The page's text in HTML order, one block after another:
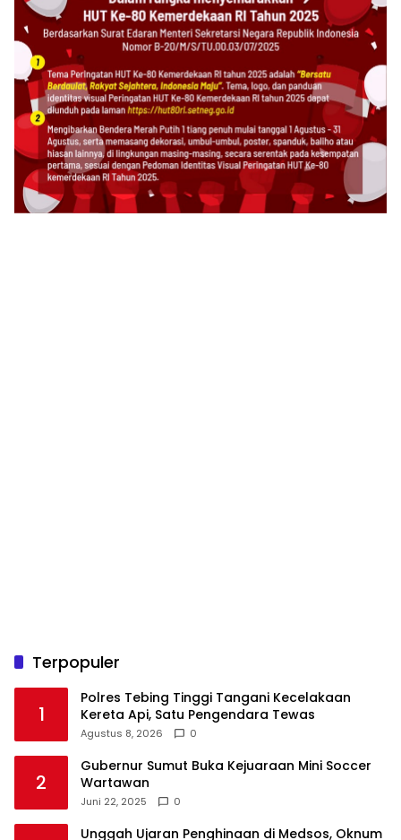
Terpopuler
1
Polres Tebing Tinggi Tangani Kecelakaan
Kereta Api, Satu Pengendara Tewas
Agustus 8, 2026 0
2
Gubernur Sumut Buka Kejuaraan Mini Soccer
Wartawan
Juni 22, 2025 0
Unggah Ujaran Penghinaan di Medsos, Oknum